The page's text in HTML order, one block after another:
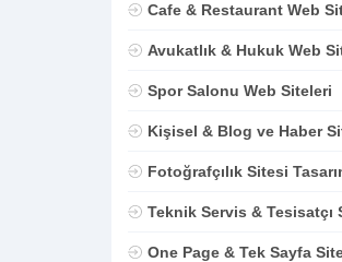
Cafe & Restaurant Web
Avukatlık & Hukuk Web
Spor Salonu Web Siteleri
Kişisel & Blog ve Haber
Fotoğrafçılık Sitesi
Teknik Servis & Tesisatçı
One Page & Tek Sayfa